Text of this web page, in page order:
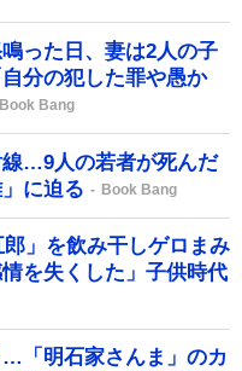
った日、妻は2人の子
分の犯した罪や愚か
Book Bang
…9人の若者が死んだ
に迫る
Book Bang
」を飲み干しゲロまみ
を失くした」子供時代
「明石家さんま」のカ